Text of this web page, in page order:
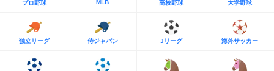
プロ野球 MLB 高校野球 大学野球
独立リーグ 侍ジャパン Jリーグ 海外サッカー